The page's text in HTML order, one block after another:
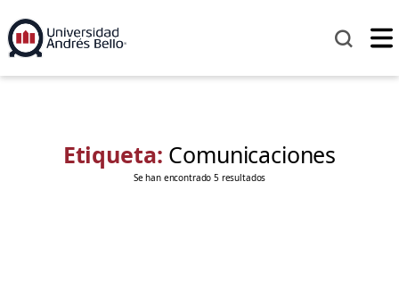
Etiqueta: Comunicaciones
Se han encontrado 5 resultados